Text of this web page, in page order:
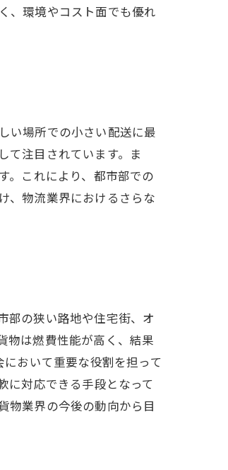
、環境やコスト面でも優れ
い場所での小さい配送に最
て注目されています。ま
。これにより、都市部での
、物流業界におけるさらな
部の狭い路地や住宅街、オ
物は燃費性能が高く、結果
おいて重要な役割を担って
に対応できる手段となって
物業界の今後の動向から目